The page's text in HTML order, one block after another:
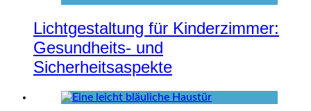
Lichtgestaltung für Kinderzimmer:
Gesundheits- und
Sicherheitsaspekte